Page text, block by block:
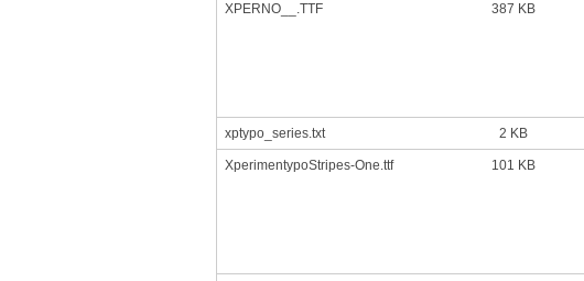
XPERNO__.TTF 387 KB
xptypo_series.txt 2 KB
XperimentypoStripes-One.ttf 101 KB